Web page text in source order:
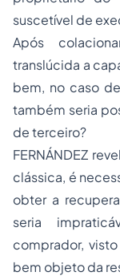
suscetível de
Após
translúcida a
bem, no caso
também seria
de terceiro?
FERNÁNDEZ
clássica, é
obter a
seria
comprador,
bem objeto da